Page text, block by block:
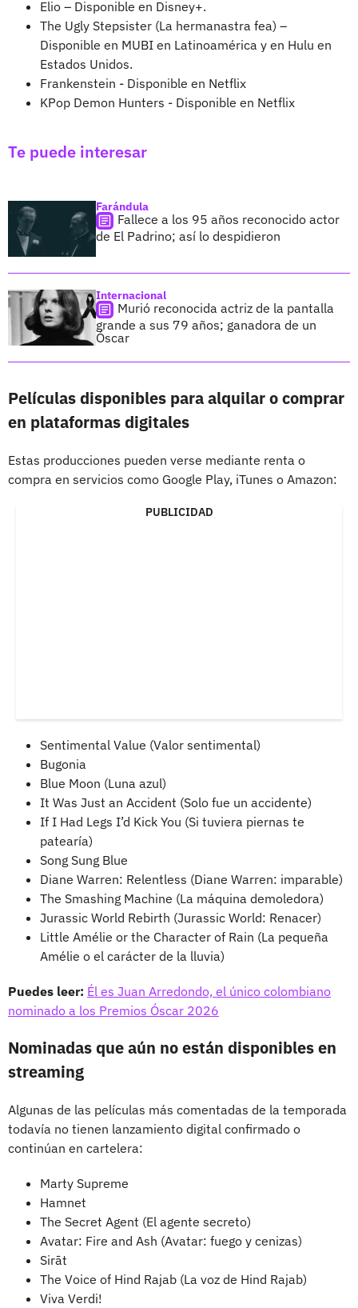
Elio – Disponible en Disney+.
The Ugly Stepsister (La hermanastra fea) –
Disponible en MUBI en Latinoamérica y en Hulu en
Estados Unidos.
Frankenstein - Disponible en Netflix
KPop Demon Hunters - Disponible en Netflix
Te puede interesar
Farándula
Fallece a los 95 años reconocido actor
de El Padrino; así lo despidieron
Internacional
Murió reconocida actriz de la pantalla
grande a sus 79 años; ganadora de un
Óscar
Películas disponibles para alquilar o comprar
en plataformas digitales
Estas producciones pueden verse mediante renta o
compra en servicios como Google Play, iTunes o Amazon:
PUBLICIDAD
Sentimental Value (Valor sentimental)
Bugonia
Blue Moon (Luna azul)
It Was Just an Accident (Solo fue un accidente)
If I Had Legs I’d Kick You (Si tuviera piernas te
patearía)
Song Sung Blue
Diane Warren: Relentless (Diane Warren: imparable)
The Smashing Machine (La máquina demoledora)
Jurassic World Rebirth (Jurassic World: Renacer)
Little Amélie or the Character of Rain (La pequeña
Amélie o el carácter de la lluvia)
Puedes leer: Él es Juan Arredondo, el único colombiano
nominado a los Premios Óscar 2026
Nominadas que aún no están disponibles en
streaming
Algunas de las películas más comentadas de la temporada
todavía no tienen lanzamiento digital confirmado o
continúan en cartelera:
Marty Supreme
Hamnet
The Secret Agent (El agente secreto)
Avatar: Fire and Ash (Avatar: fuego y cenizas)
Sirāt
The Voice of Hind Rajab (La voz de Hind Rajab)
Viva Verdi!